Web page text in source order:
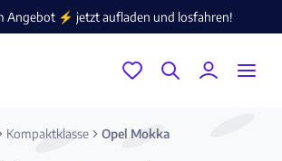
Angebot ⚡️ jetzt aufladen und losfahren!
Kompaktklasse Opel Mokka